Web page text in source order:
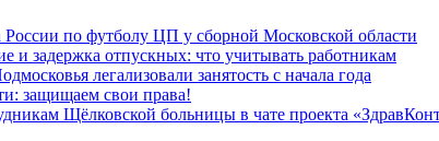
по футболу ЦП у сборной Московской области
и задержка отпускных: что учитывать работникам
легализовали занятость с начала года
защищаем свои права!
Щёлковской больницы в чате проекта